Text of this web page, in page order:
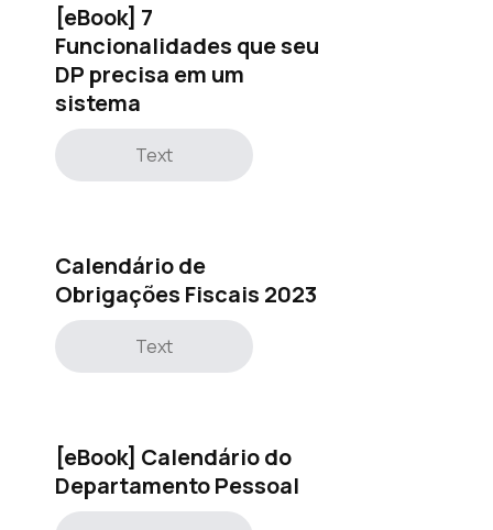
[eBook] 7
Funcionalidades que seu
DP precisa em um
sistema
Text
Calendário de
Obrigações Fiscais 2023
Text
[eBook] Calendário do
Departamento Pessoal